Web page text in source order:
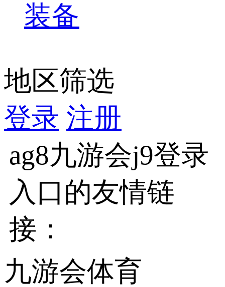
装备
地区筛选
登录 注册
ag8九游会j9登录
入口的友情链
接：
九游会体育